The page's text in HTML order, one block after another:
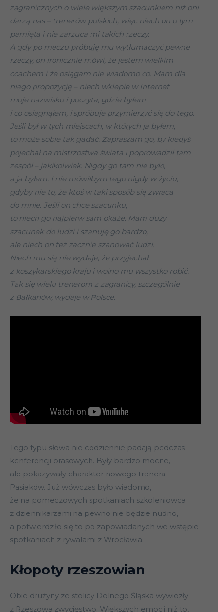
zagranicznych o wiele większym szacunkiem niż oni
darzą nas – trenerów polskich, więc niech on o tym
pamięta i nie zarzuca mi takich rzeczy.
A gdy po meczu próbuję mu wytłumaczyć pewne
rzeczy, on ironicznie mówi, że jestem wielkim
coachem i że osiągam nie wiadomo co. Mam dla
niego propozycję – niech wklepie w Internet
moje nazwisko i poczyta, gdzie byłem
i co osiągnąłem, i spróbuje przymierzyć się do tego.
Jeśli był w tych miejscach, w których ja byłem,
to może sobie tak gadać. Zapraszam go, by kiedyś
pojechał na mistrzostwa świata i poprowadził tam
zespół – jakikolwiek. Nigdy go tam nie było,
a ja byłem. I nie mówiłbym tego nigdy w życiu,
gdyby nie to, że ktoś w taki sposób się zwraca
do mnie. Jeśli on chce szacunku,
to niech go najpierw sam okaże. Mam duży
szacunek do ludzi i szanuję go bardzo,
ale niech on też zacznie szanować ludzi.
Niech mu się nie wydaje, że przyjechał
z koszykarskiego kraju i wolno mu wszystko robić.
Tak się wielu trenerom z zagranicy, szczególnie
z Bałkanów, wydaje w Polsce.
Tego typu słowa nie codziennie padają podczas
konferencji prasowych. Były bardzo mocne,
ale pokazywały charakter nowego trenera
Pasiaków. Już wówczas było wiadomo,
że na pomeczowych spotkaniach szkoleniowca
z dziennikarzami na pewno nie będzie nudno,
a potwierdziło się to po zapowiadanych we wstępie
spotkaniach z rywalami z Wrocławia.
Kłopoty rzeszowian
Obie drużyny ze stolicy Dolnego Śląska wywiozły
z Rzeszowa zwycięstwo. Większych emocji niż to,